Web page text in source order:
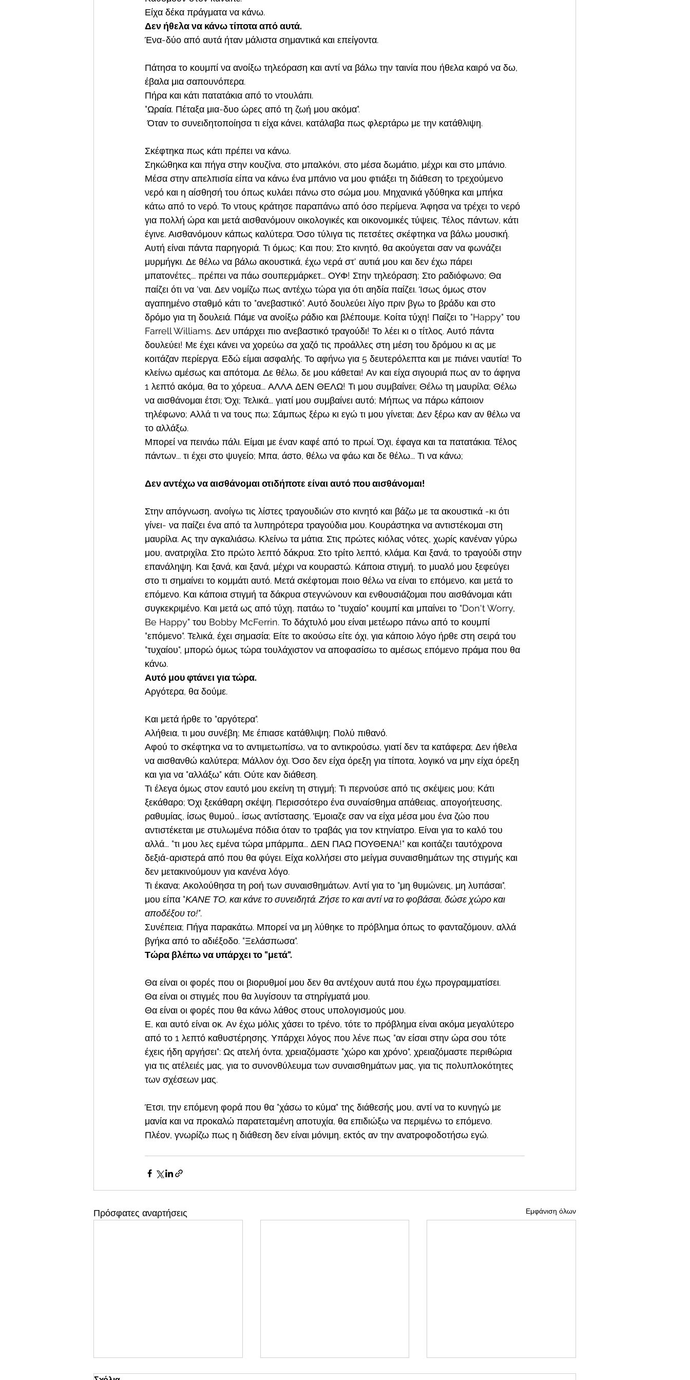
Είχα δέκα πράγματα να κάνω.
Δεν ήθελα να κάνω τίποτα από αυτά.
Ένα-δύο από αυτά ήταν μάλιστα σημαντικά και επείγοντα.
Πάτησα το κουμπί να ανοίξω τηλεόραση και αντί να βάλω την ταινία που ήθελα καιρό να δω,
έβαλα μια σαπουνόπερα.
Πήρα και κάτι πατατάκια από το ντουλάπι.
"Ωραία. Πέταξα μια-δυο ώρες από τη ζωή μου ακόμα".
Όταν το συνειδητοποίησα τι είχα κάνει, κατάλαβα πως φλερτάρω με την κατάθλιψη.
Σκέφτηκα πως κάτι πρέπει να κάνω.
Σηκώθηκα και πήγα στην κουζίνα, στο μπαλκόνι, στο μέσα δωμάτιο, μέχρι και στο μπάνιο.
Μέσα στην απελπισία είπα να κάνω ένα μπάνιο να μου φτιάξει τη διάθεση το τρεχούμενο
νερό και η αίσθησή του όπως κυλάει πάνω στο σώμα μου. Μηχανικά γδύθηκα και μπήκα
κάτω από το νερό. Το ντους κράτησε παραπάνω από όσο περίμενα. Άφησα να τρέχει το νερό
για πολλή ώρα και μετά αισθανόμουν οικολογικές και οικονομικές τύψεις. Τέλος πάντων, κάτι
έγινε. Αισθανόμουν κάπως καλύτερα. Όσο τύλιγα τις πετσέτες σκέφτηκα να βάλω μουσική.
Αυτή είναι πάντα παρηγοριά. Τι όμως; Και που; Στο κινητό, θα ακούγεται σαν να φωνάζει
μυρμήγκι. Δε θέλω να βάλω ακουστικά, έχω νερά στ' αυτιά μου και δεν έχω πάρει
μπατονέτες... πρέπει να πάω σουπερμάρκετ... ΟΥΦ! Στην τηλεόραση; Στο ραδιόφωνο; Θα
παίζει ότι να 'ναι. Δεν νομίζω πως αντέχω τώρα για ότι αηδία παίζει. Ίσως όμως στον
αγαπημένο σταθμό κάτι το "ανεβαστικό". Αυτό δουλεύει λίγο πριν βγω το βράδυ και στο
δρόμο για τη δουλειά. Πάμε να ανοίξω ράδιο και βλέπουμε. Κοίτα τύχη! Παίζει το "Happy" του
Farrell Williams. Δεν υπάρχει πιο ανεβαστικό τραγούδι! Το λέει κι ο τίτλος. Αυτό πάντα
δουλεύει! Με έχει κάνει να χορεύω σα χαζό τις προάλλες στη μέση του δρόμου κι ας με
κοιτάζαν περίεργα. Εδώ είμαι ασφαλής. Το αφήνω για 5 δευτερόλεπτα και με πιάνει ναυτία! Το
κλείνω αμέσως και απότομα. Δε θέλω, δε μου κάθεται! Αν και είχα σιγουριά πως αν το άφηνα
1 λεπτό ακόμα, θα το χόρευα... ΑΛΛΑ ΔΕΝ ΘΕΛΩ! Τι μου συμβαίνει; Θέλω τη μαυρίλα; Θέλω
να αισθάνομαι έτσι; Όχι; Τελικά... γιατί μου συμβαίνει αυτό; Μήπως να πάρω κάποιον
τηλέφωνο; Αλλά τι να τους πω; Σάμπως ξέρω κι εγώ τι μου γίνεται; Δεν ξέρω καν αν θέλω να
το αλλάξω.
Μπορεί να πεινάω πάλι. Είμαι με έναν καφέ από το πρωί. Όχι, έφαγα και τα πατατάκια. Τέλος
πάντων... τι έχει στο ψυγείο; Μπα, άστο, θέλω να φάω και δε θέλω... Τι να κάνω;
Δεν αντέχω να αισθάνομαι οτιδήποτε είναι αυτό που αισθάνομαι!
Στην απόγνωση, ανοίγω τις λίστες τραγουδιών στο κινητό και βάζω με τα ακουστικά -κι ότι
γίνει- να παίζει ένα από τα λυπηρότερα τραγούδια μου. Κουράστηκα να αντιστέκομαι στη
μαυρίλα. Ας την αγκαλιάσω. Κλείνω τα μάτια. Στις πρώτες κιόλας νότες, χωρίς κανέναν γύρω
μου, ανατριχίλα. Στο πρώτο λεπτό δάκρυα. Στο τρίτο λεπτό, κλάμα. Και ξανά, το τραγούδι στην
επανάληψη. Και ξανά, και ξανά, μέχρι να κουραστώ. Κάποια στιγμή, το μυαλό μου ξεφεύγει
στο τι σημαίνει το κομμάτι αυτό. Μετά σκέφτομαι ποιο θέλω να είναι το επόμενο, και μετά το
επόμενο. Και κάποια στιγμή τα δάκρυα στεγνώνουν και ενθουσιάζομαι που αισθάνομαι κάτι
συγκεκριμένο. Και μετά ως από τύχη, πατάω το "τυχαίο" κουμπί και μπαίνει το "Don't Worry,
Be Happy" του Bobby McFerrin. Το δάχτυλό μου είναι μετέωρο πάνω από το κουμπί
"επόμενο". Τελικά, έχει σημασία; Είτε το ακούσω είτε όχι, για κάποιο λόγο ήρθε στη σειρά του
"τυχαίου", μπορώ όμως τώρα τουλάχιστον να αποφασίσω το αμέσως επόμενο πράμα που θα
κάνω.
Αυτό μου φτάνει για τώρα.
Αργότερα, θα δούμε.
Και μετά ήρθε το "αργότερα".
Αλήθεια, τι μου συνέβη; Με έπιασε κατάθλιψη; Πολύ πιθανό.
Αφού το σκέφτηκα να το αντιμετωπίσω, να το αντικρούσω, γιατί δεν τα κατάφερα; Δεν ήθελα
να αισθανθώ καλύτερα; Μάλλον όχι. Όσο δεν είχα όρεξη για τίποτα, λογικό να μην είχα όρεξη
και για να "αλλάξω" κάτι. Ούτε καν διάθεση.
Τι έλεγα όμως στον εαυτό μου εκείνη τη στιγμή; Τι περνούσε από τις σκέψεις μου; Κάτι
ξεκάθαρο; Όχι ξεκάθαρη σκέψη. Περισσότερο ένα συναίσθημα απάθειας, απογοήτευσης,
ραθυμίας, ίσως θυμού... ίσως αντίστασης. Έμοιαζε σαν να είχα μέσα μου ένα ζώο που
αντιστέκεται με στυλωμένα πόδια όταν το τραβάς για τον κτηνίατρο. Είναι για το καλό του
αλλά... "τι μου λες εμένα τώρα μπάρμπα... ΔΕΝ ΠΑΩ ΠΟΥΘΕΝΑ!" και κοιτάζει ταυτόχρονα
δεξιά-αριστερά από που θα φύγει. Είχα κολλήσει στο μείγμα συναισθημάτων της στιγμής και
δεν μετακινούμουν για κανένα λόγο.
Τι έκανα; Ακολούθησα τη ροή των συναισθημάτων. Αντί για το "μη θυμώνεις, μη λυπάσαι",
μου είπα "ΚΑΝΕ ΤΟ, και κάνε το συνειδητά. Ζήσε το και αντί να το φοβάσαι, δώσε χώρο και
αποδέξου το!".
Συνέπεια; Πήγα παρακάτω. Μπορεί να μη λύθηκε το πρόβλημα όπως το φανταζόμουν, αλλά
βγήκα από το αδιέξοδο. "Ξελάσπωσα".
Τώρα βλέπω να υπάρχει το "μετά".
Θα είναι οι φορές που οι βιορυθμοί μου δεν θα αντέχουν αυτά που έχω προγραμματίσει.
Θα είναι οι στιγμές που θα λυγίσουν τα στηρίγματά μου.
Θα είναι οι φορές που θα κάνω λάθος στους υπολογισμούς μου.
Ε, και αυτό είναι οκ. Αν έχω μόλις χάσει το τρένο, τότε το πρόβλημα είναι ακόμα μεγαλύτερο
από το 1 λεπτό καθυστέρησης. Υπάρχει λόγος που λένε πως "αν είσαι στην ώρα σου τότε
έχεις ήδη αργήσει": Ως ατελή όντα, χρειαζόμαστε "χώρο και χρόνο", χρειαζόμαστε περιθώρια
για τις ατέλειές μας, για το συνονθύλευμα των συναισθημάτων μας, για τις πολυπλοκότητες
των σχέσεων μας.
Έτσι, την επόμενη φορά που θα "χάσω το κύμα" της διάθεσής μου, αντί να το κυνηγώ με
μανία και να προκαλώ παρατεταμένη αποτυχία, θα επιδιώξω να περιμένω το επόμενο.
Πλέον, γνωρίζω πως η διάθεση δεν είναι μόνιμη, εκτός αν την ανατροφοδοτήσω εγώ.
Πρόσφατες αναρτήσεις Εμφάνιση όλων